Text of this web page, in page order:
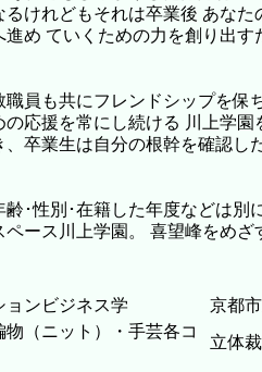
るけれどもそれは卒業後 あな
め ていくための力を創り出
員も共にフレンドシップを保
応援を常にし続ける 川上学
卒業生は自分の根幹を確認し
齢･性別･在籍した年度などは別
ース川上学園。 喜望峰をめざ
ョンビジネス学
京都
物（ニット）・手芸各コ
立体